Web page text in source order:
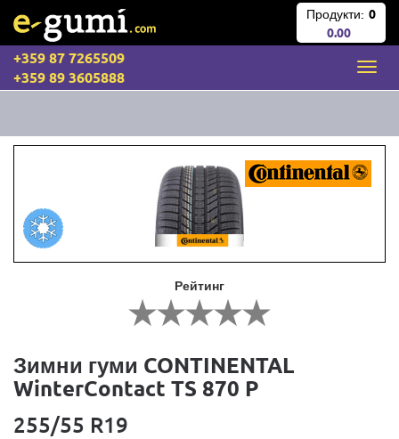
Продукти: 0
0.00
+359 87 7265509
+359 89 3605888
Рейтинг
Зимни гуми CONTINENTAL
WinterContact TS 870 P
255/55 R19